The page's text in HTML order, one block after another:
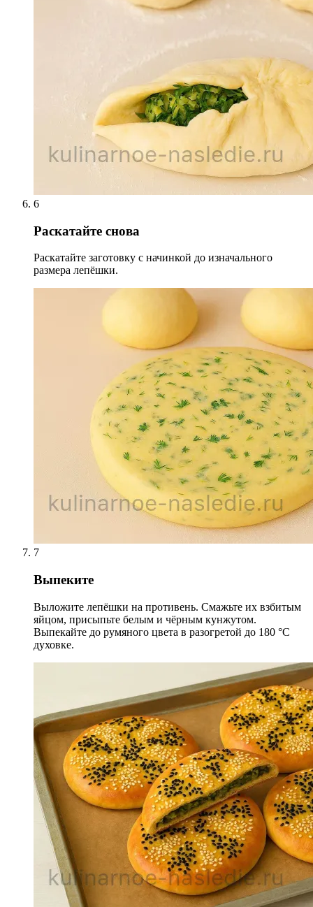
6
Раскатайте снова
Раскатайте заготовку с начинкой до изначального
размера лепёшки.
7
Выпеките
Выложите лепёшки на противень. Смажьте их взбитым
яйцом, присыпьте белым и чёрным кунжутом.
Выпекайте до румяного цвета в разогретой до 180 °С
духовке.